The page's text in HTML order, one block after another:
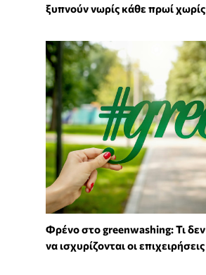
ξυπνούν νωρίς κάθε πρωί
Φρένο στο greenwashing: Τι
να ισχυρίζονται οι επιχειρήσεις